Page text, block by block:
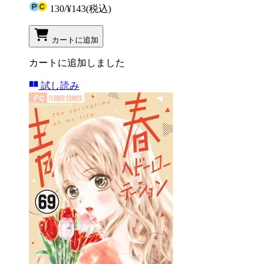
130/¥143(税込)
カートに追加
カートに追加しました
試し読み